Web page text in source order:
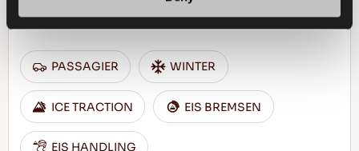
PASSAGIER WINTER
ICE TRACTION EIS BREMSEN
EIS HANDLING